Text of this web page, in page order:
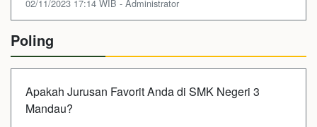
02/11/2023 17:14 WIB - Administrator
Poling
Apakah Jurusan Favorit Anda di SMK Negeri 3
Mandau?